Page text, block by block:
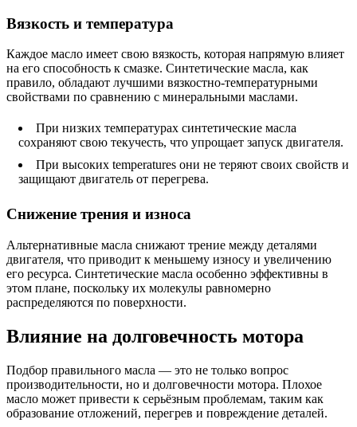
Вязкость и температура
Каждое масло имеет свою вязкость, которая напрямую влияет
на его способность к смазке. Синтетические масла, как
правило, обладают лучшими вязкостно-температурными
свойствами по сравнению с минеральными маслами.
При низких температурах синтетические масла
сохраняют свою текучесть, что упрощает запуск двигателя.
При высоких temperatures они не теряют своих свойств и
защищают двигатель от перегрева.
Снижение трения и износа
Альтернативные масла снижают трение между деталями
двигателя, что приводит к меньшему износу и увеличению
его ресурса. Синтетические масла особенно эффективны в
этом плане, поскольку их молекулы равномерно
распределяются по поверхности.
Влияние на долговечность мотора
Подбор правильного масла — это не только вопрос
производительности, но и долговечности мотора. Плохое
масло может привести к серьёзным проблемам, таким как
образование отложений, перегрев и повреждение деталей.